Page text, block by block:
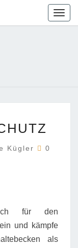
Kügler
0
für den
und kämpfe
als